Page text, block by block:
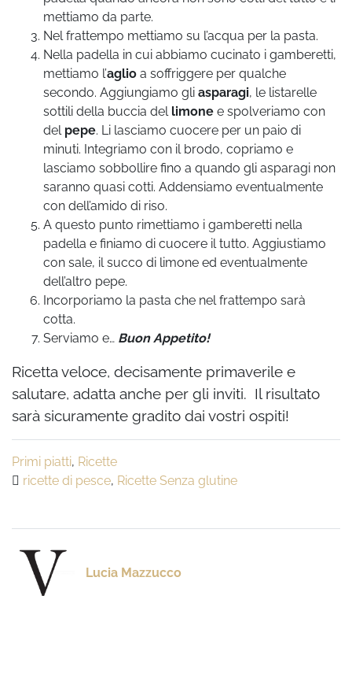
mettiamo da parte.
Nel frattempo mettiamo su l’acqua per la pasta.
Nella padella in cui abbiamo cucinato i gamberetti,
mettiamo l’aglio a soffriggere per qualche
secondo. Aggiungiamo gli asparagi, le listarelle
sottili della buccia del limone e spolveriamo con
del pepe. Li lasciamo cuocere per un paio di
minuti. Integriamo con il brodo, copriamo e
lasciamo sobbollire fino a quando gli asparagi non
saranno quasi cotti. Addensiamo eventualmente
con dell’amido di riso.
A questo punto rimettiamo i gamberetti nella
padella e finiamo di cuocere il tutto. Aggiustiamo
con sale, il succo di limone ed eventualmente
dell’altro pepe.
Incorporiamo la pasta che nel frattempo sarà
cotta.
Serviamo e… Buon Appetito!
Ricetta veloce, decisamente primaverile e
salutare, adatta anche per gli inviti. Il risultato
sarà sicuramente gradito dai vostri ospiti!
Primi piatti, Ricette
ricette di pesce, Ricette Senza glutine
Lucia Mazzucco